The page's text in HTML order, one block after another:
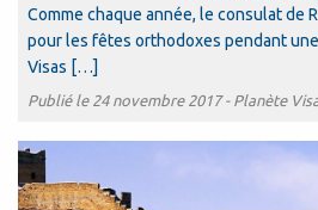
Comme chaque année, le consulat de
pour les fêtes orthodoxes pendant
Visas […]
Publié le 24 novembre 2017 - Planète